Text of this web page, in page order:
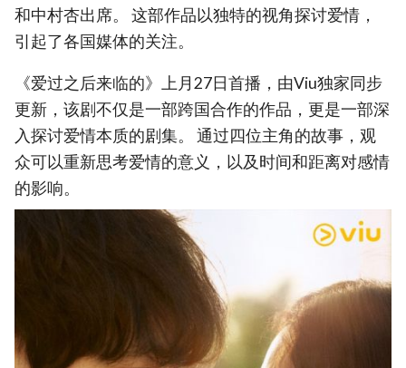
和中村杏出席。 这部作品以独特的视角探讨爱情，
引起了各国媒体的关注。
《爱过之后来临的》上月27日首播，由Viu独家同步
更新，该剧不仅是一部跨国合作的作品，更是一部深
入探讨爱情本质的剧集。 通过四位主角的故事，观
众可以重新思考爱情的意义，以及时间和距离对感情
的影响。